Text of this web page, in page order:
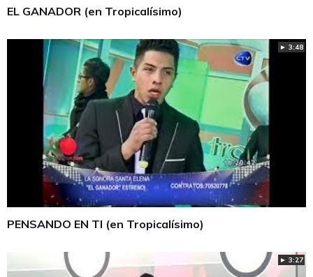
EL GANADOR (en Tropicalísimo)
► 3:48
PENSANDO EN TI (en Tropicalísimo)
► 3:27